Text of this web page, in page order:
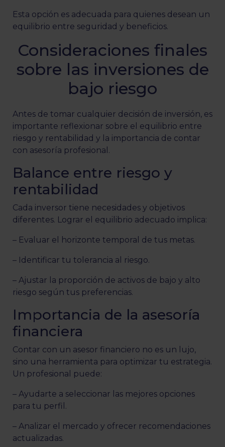
Esta opción es adecuada para quienes desean un
equilibrio entre seguridad y beneficios.
Consideraciones finales
sobre las inversiones de
bajo riesgo
Antes de tomar cualquier decisión de inversión, es
importante reflexionar sobre el equilibrio entre
riesgo y rentabilidad y la importancia de contar
con asesoría profesional.
Balance entre riesgo y
rentabilidad
Cada inversor tiene necesidades y objetivos
diferentes. Lograr el equilibrio adecuado implica:
– Evaluar el horizonte temporal de tus metas.
– Identificar tu tolerancia al riesgo.
– Ajustar la proporción de activos de bajo y alto
riesgo según tus preferencias.
Importancia de la asesoría
financiera
Contar con un asesor financiero no es un lujo,
sino una herramienta para optimizar tu estrategia.
Un profesional puede:
– Ayudarte a seleccionar las mejores opciones
para tu perfil.
– Analizar el mercado y ofrecer recomendaciones
actualizadas.